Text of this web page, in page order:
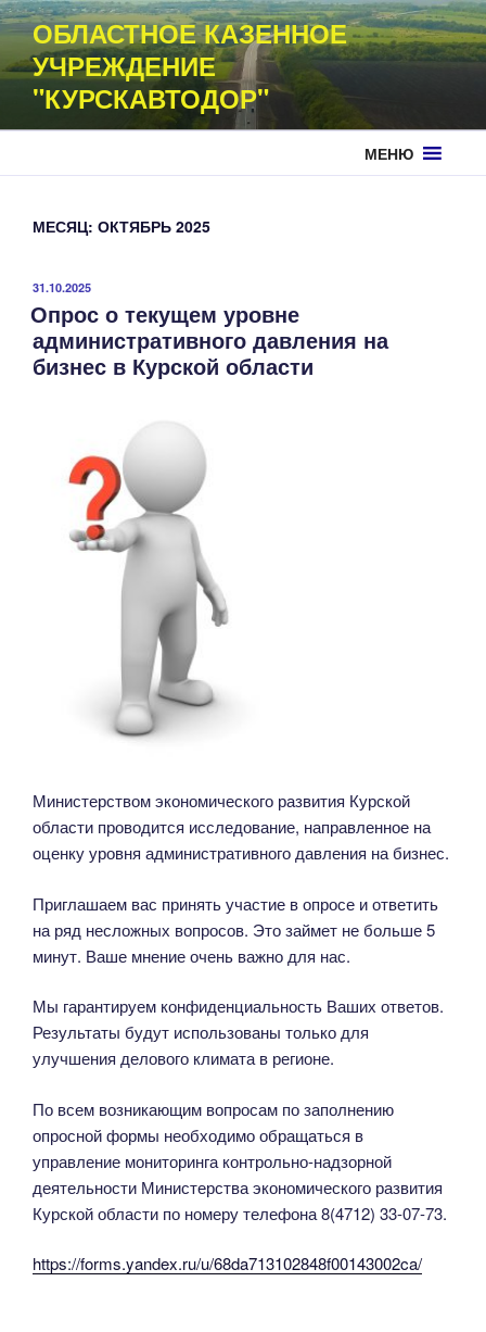
Перейти
к
содержимому
ОБЛАСТНОЕ КАЗЕННОЕ
УЧРЕЖДЕНИЕ
"КУРСКАВТОДОР"
МЕНЮ
МЕСЯЦ: ОКТЯБРЬ 2025
ОПУБЛИКОВАНО
31.10.2025
Опрос о текущем уровне
административного давления на
бизнес в Курской области
Министерством экономического развития Курской
области проводится исследование, направленное на
оценку уровня административного давления на бизнес.
Приглашаем вас принять участие в опросе и ответить
на ряд несложных вопросов. Это займет не больше 5
минут. Ваше мнение очень важно для нас.
Мы гарантируем конфиденциальность Ваших ответов.
Результаты будут использованы только для
улучшения делового климата в регионе.
По всем возникающим вопросам по заполнению
опросной формы необходимо обращаться в
управление мониторинга контрольно-надзорной
деятельности Министерства экономического развития
Курской области по номеру телефона 8(4712) 33-07-73.
https://forms.yandex.ru/u/68da713102848f00143002ca/